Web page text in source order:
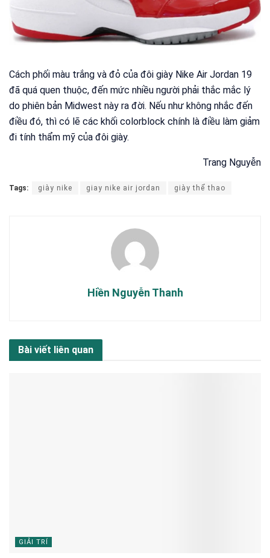
Cách phối màu trắng và đỏ của đôi giày Nike Air Jordan 19
đã quá quen thuộc, đến mức nhiều người phải thắc mắc lý
do phiên bản Midwest này ra đời. Nếu như không nhắc đến
điều đó, thì có lẽ các khối colorblock chính là điều làm giảm
đi tính thẩm mỹ của đôi giày.
Trang Nguyễn
Tags: giày nike giay nike air jordan giày thể thao
Hiền Nguyễn Thanh
Bài viết liên quan
GIẢI TRÍ